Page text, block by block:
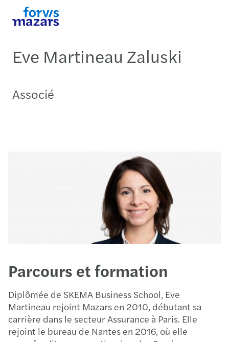
Eve Martineau Zaluski
Associé
Parcours et formation
Diplômée de SKEMA Business School, Eve
Martineau rejoint Mazars en 2010, débutant sa
carrière dans le secteur Assurance à Paris. Elle
rejoint le bureau de Nantes en 2016, où elle